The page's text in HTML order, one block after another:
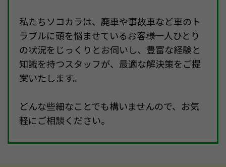
私たちソコカラは、廃車や事故車など車のト
ラブルに頭を悩ませているお客様一人ひとり
の状況をじっくりとお伺いし、豊富な経験と
知識を持つスタッフが、最適な解決策をご提
案いたします。
どんな些細なことでも構いませんので、お気
軽にご相談ください。